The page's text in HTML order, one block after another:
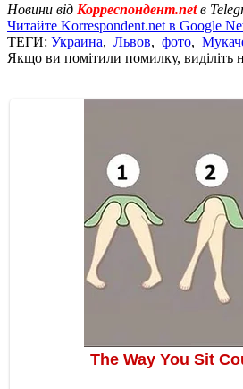
Новини від Корреспондент.netв
Читайте Korrespondent.net в Google
ТЕГИ: Украина, Львов, фото,
Якщо ви помітили помилку, виділіть